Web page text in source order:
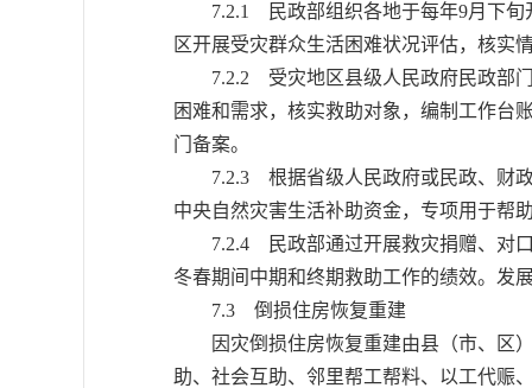
7.2.1 民政部组织各地于每年9月下旬开
区开展受灾群众生活困难状况评估，核实
7.2.2 受灾地区县级人民政府民政部门
困难和需求，核实救助对象，编制工作台
门备案。
7.2.3 根据省级人民政府或民政、财政
中央自然灾害生活补助资金，专项用于帮
7.2.4 民政部通过开展救灾捐赠、对口
冬春期间中期和终期救助工作的绩效。发
7.3 倒损住房恢复重建
因灾倒损住房恢复重建由县（市、区）
助、社会互助、邻里帮工帮料、以工代赈